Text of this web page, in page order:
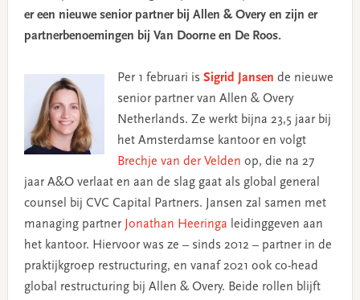
er een nieuwe senior partner bij Allen & Overy en zijn er
partnerbenoemingen bij Van Doorne en De Roos.
Per 1 februari is Sigrid Jansen de nieuwe
senior partner van Allen & Overy
Netherlands. Ze werkt bijna 23,5 jaar bij
het Amsterdamse kantoor en volgt
Brechje van der Velden op, die na 27
jaar A&O verlaat en aan de slag gaat als global general
counsel bij CVC Capital Partners. Jansen zal samen met
managing partner Jonathan Heeringa leidinggeven aan
het kantoor. Hiervoor was ze – sinds 2012 – partner in de
praktijkgroep restructuring, en vanaf 2021 ook co-head
global restructuring bij Allen & Overy. Beide rollen blijft